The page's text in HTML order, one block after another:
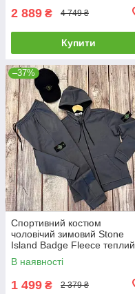
2 889 ₴ 4 749 ₴
Купити
–37%
Спортивний костюм
чоловічий зимовий Stone
Island Badge Fleece теплий
на флісі стон айленд
графітовий
В наявності
1 499 ₴ 2 379 ₴